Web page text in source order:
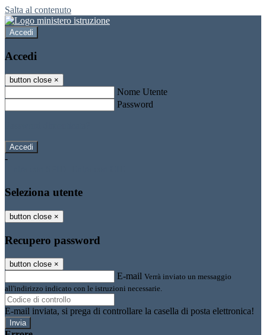
Salta al contenuto
Accedi
Accedi
button close ×
Nome Utente
Password
-
Seleziona utente
button close ×
Recupero password
button close ×
E-mail Verrà inviato un messaggio
all'indirizzo indicato con le istruzioni necessarie.
E-mail inviata, si prega di controllare la casella di posta elettronica!